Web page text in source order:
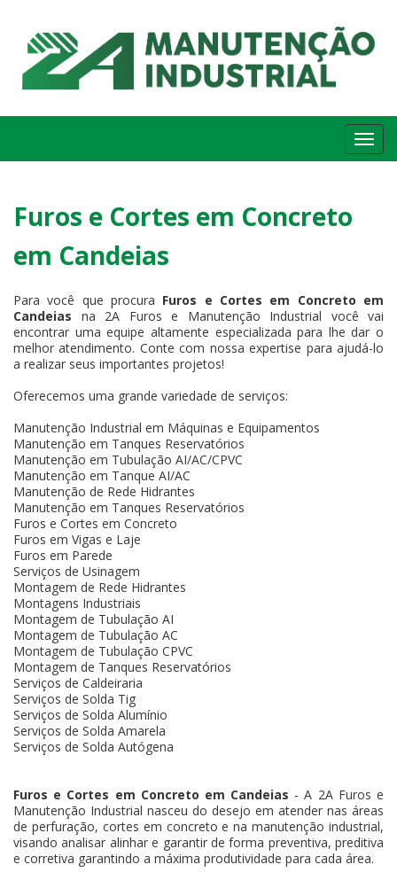
Furos e Cortes em Concreto
em Candeias
Para você que procura Furos e Cortes em Concreto em
Candeias na 2A Furos e Manutenção Industrial você vai
encontrar uma equipe altamente especializada para lhe dar o
melhor atendimento. Conte com nossa expertise para ajudá-lo
a realizar seus importantes projetos!
Oferecemos uma grande variedade de serviços:
Manutenção Industrial em Máquinas e Equipamentos
Manutenção em Tanques Reservatórios
Manutenção em Tubulação AI/AC/CPVC
Manutenção em Tanque AI/AC
Manutenção de Rede Hidrantes
Manutenção em Tanques Reservatórios
Furos e Cortes em Concreto
Furos em Vigas e Laje
Furos em Parede
Serviços de Usinagem
Montagem de Rede Hidrantes
Montagens Industriais
Montagem de Tubulação AI
Montagem de Tubulação AC
Montagem de Tubulação CPVC
Montagem de Tanques Reservatórios
Serviços de Caldeiraria
Serviços de Solda Tig
Serviços de Solda Alumínio
Serviços de Solda Amarela
Serviços de Solda Autógena
Furos e Cortes em Concreto em Candeias - A 2A Furos e
Manutenção Industrial nasceu do desejo em atender nas áreas
de perfuração, cortes em concreto e na manutenção industrial,
visando analisar alinhar e garantir de forma preventiva, preditiva
e corretiva garantindo a máxima produtividade para cada área.